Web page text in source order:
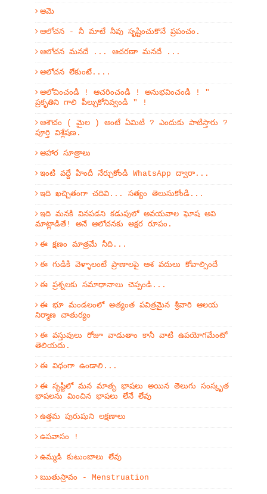
ఆమె
ఆలోచన - నీ మాటే నీవు సృష్టించుకొనే ప్రపంచం.
ఆలోచన మనదే ... ఆచరణా మనదే ...
ఆలోచన లేకుంటే....
ఆలోచించండి ! ఆచరించండి ! అనుభవించండి ! "
ప్రకృతిని గాలి పీల్చుకోనివ్వండి " !
ఆశౌచం ( మైల ) అంటే ఏమిటి ? ఎందుకు పాటిస్తారు ?
పూర్తి విశ్లేషణ.
ఆహార సూత్రాలు
ఇంటి వద్దే హిందీ నేర్చుకోండి WhatsApp ద్వారా...
ఇది ఖచ్చితంగా చదివి... సత్యం తెలుసుకోండి...
ఇది మనకి వినపడని కడుపులో అవయవాల ఘోష అవి
మాట్లాడితే! అనే ఆలోచనకు అక్షర రూపం.
ఈ క్షణం మాత్రమే నీది...
ఈ గుడికి వెళ్ళాలంటే ప్రాణాలపై ఆశ వదులు కోవాల్సిందే
ఈ ప్రశ్నలకు సమాధానాలు చెప్పండి...
ఈ భూ మండలంలో అత్యంత పవిత్రమైన శ్రీవారి ఆలయ
నిర్మాణ చాతుర్యం
ఈ వస్తువులు రోజూ వాడుతాం కానీ వాటి ఉపయోగమేంటో
తెలియదు.
ఈ విధంగా ఉండాలి...
ఈ సృష్టిలో మన మాతృ భాషలు అయిన తెలుగు సంస్కృత
భాషలను మించిన భాషలు లేనే లేవు
ఉత్తమ పురుషుని లక్షణాలు
ఉపవాసం !
ఉమ్మడి కుటుంబాలు లేవు
ఋతుస్రావం - Menstruation